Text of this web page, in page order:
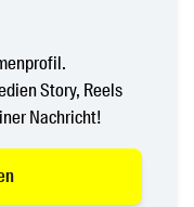
Story, Reels
Nachricht!